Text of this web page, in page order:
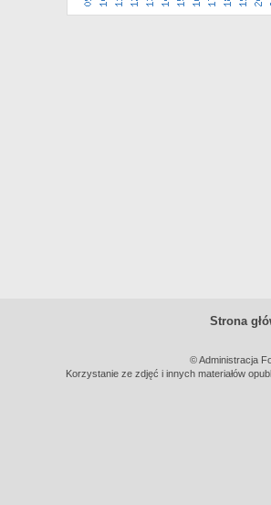
Strona
© Administracja
Korzystanie ze zdjęć i innych materiałów